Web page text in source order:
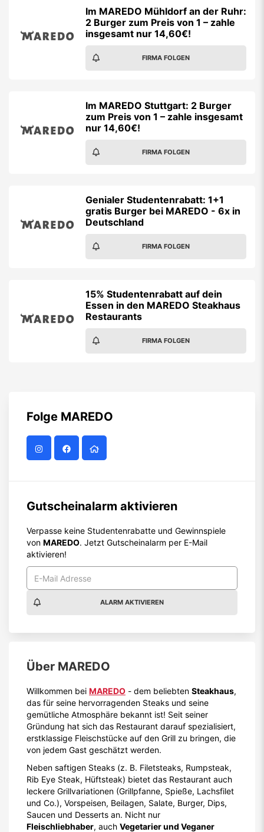
Im MAREDO Mühldorf an der Ruhr:
2 Burger zum Preis von 1 – zahle
insgesamt nur 14,60€!
FIRMA FOLGEN
Im MAREDO Stuttgart: 2 Burger
zum Preis von 1 – zahle insgesamt
nur 14,60€!
FIRMA FOLGEN
Genialer Studentenrabatt: 1+1
gratis Burger bei MAREDO - 6x in
Deutschland
FIRMA FOLGEN
15% Studentenrabatt auf dein
Essen in den MAREDO Steakhaus
Restaurants
FIRMA FOLGEN
Folge MAREDO
Gutscheinalarm aktivieren
Verpasse keine Studentenrabatte und Gewinnspiele
von MAREDO. Jetzt Gutscheinalarm per E-Mail
aktivieren!
ALARM AKTIVIEREN
Über MAREDO
Willkommen bei MAREDO - dem beliebten Steakhaus,
das für seine hervorragenden Steaks und seine
gemütliche Atmosphäre bekannt ist! Seit seiner
Gründung hat sich das Restaurant darauf spezialisiert,
erstklassige Fleischstücke auf den Grill zu bringen, die
von jedem Gast geschätzt werden.
Neben saftigen Steaks (z. B. Filetsteaks, Rumpsteak,
Rib Eye Steak, Hüftsteak) bietet das Restaurant auch
leckere Grillvariationen (Grillpfanne, Spieße, Lachsfilet
und Co.), Vorspeisen, Beilagen, Salate, Burger, Dips,
Saucen und Desserts an. Nicht nur
Fleischliebhaber, auch Vegetarier und Veganer